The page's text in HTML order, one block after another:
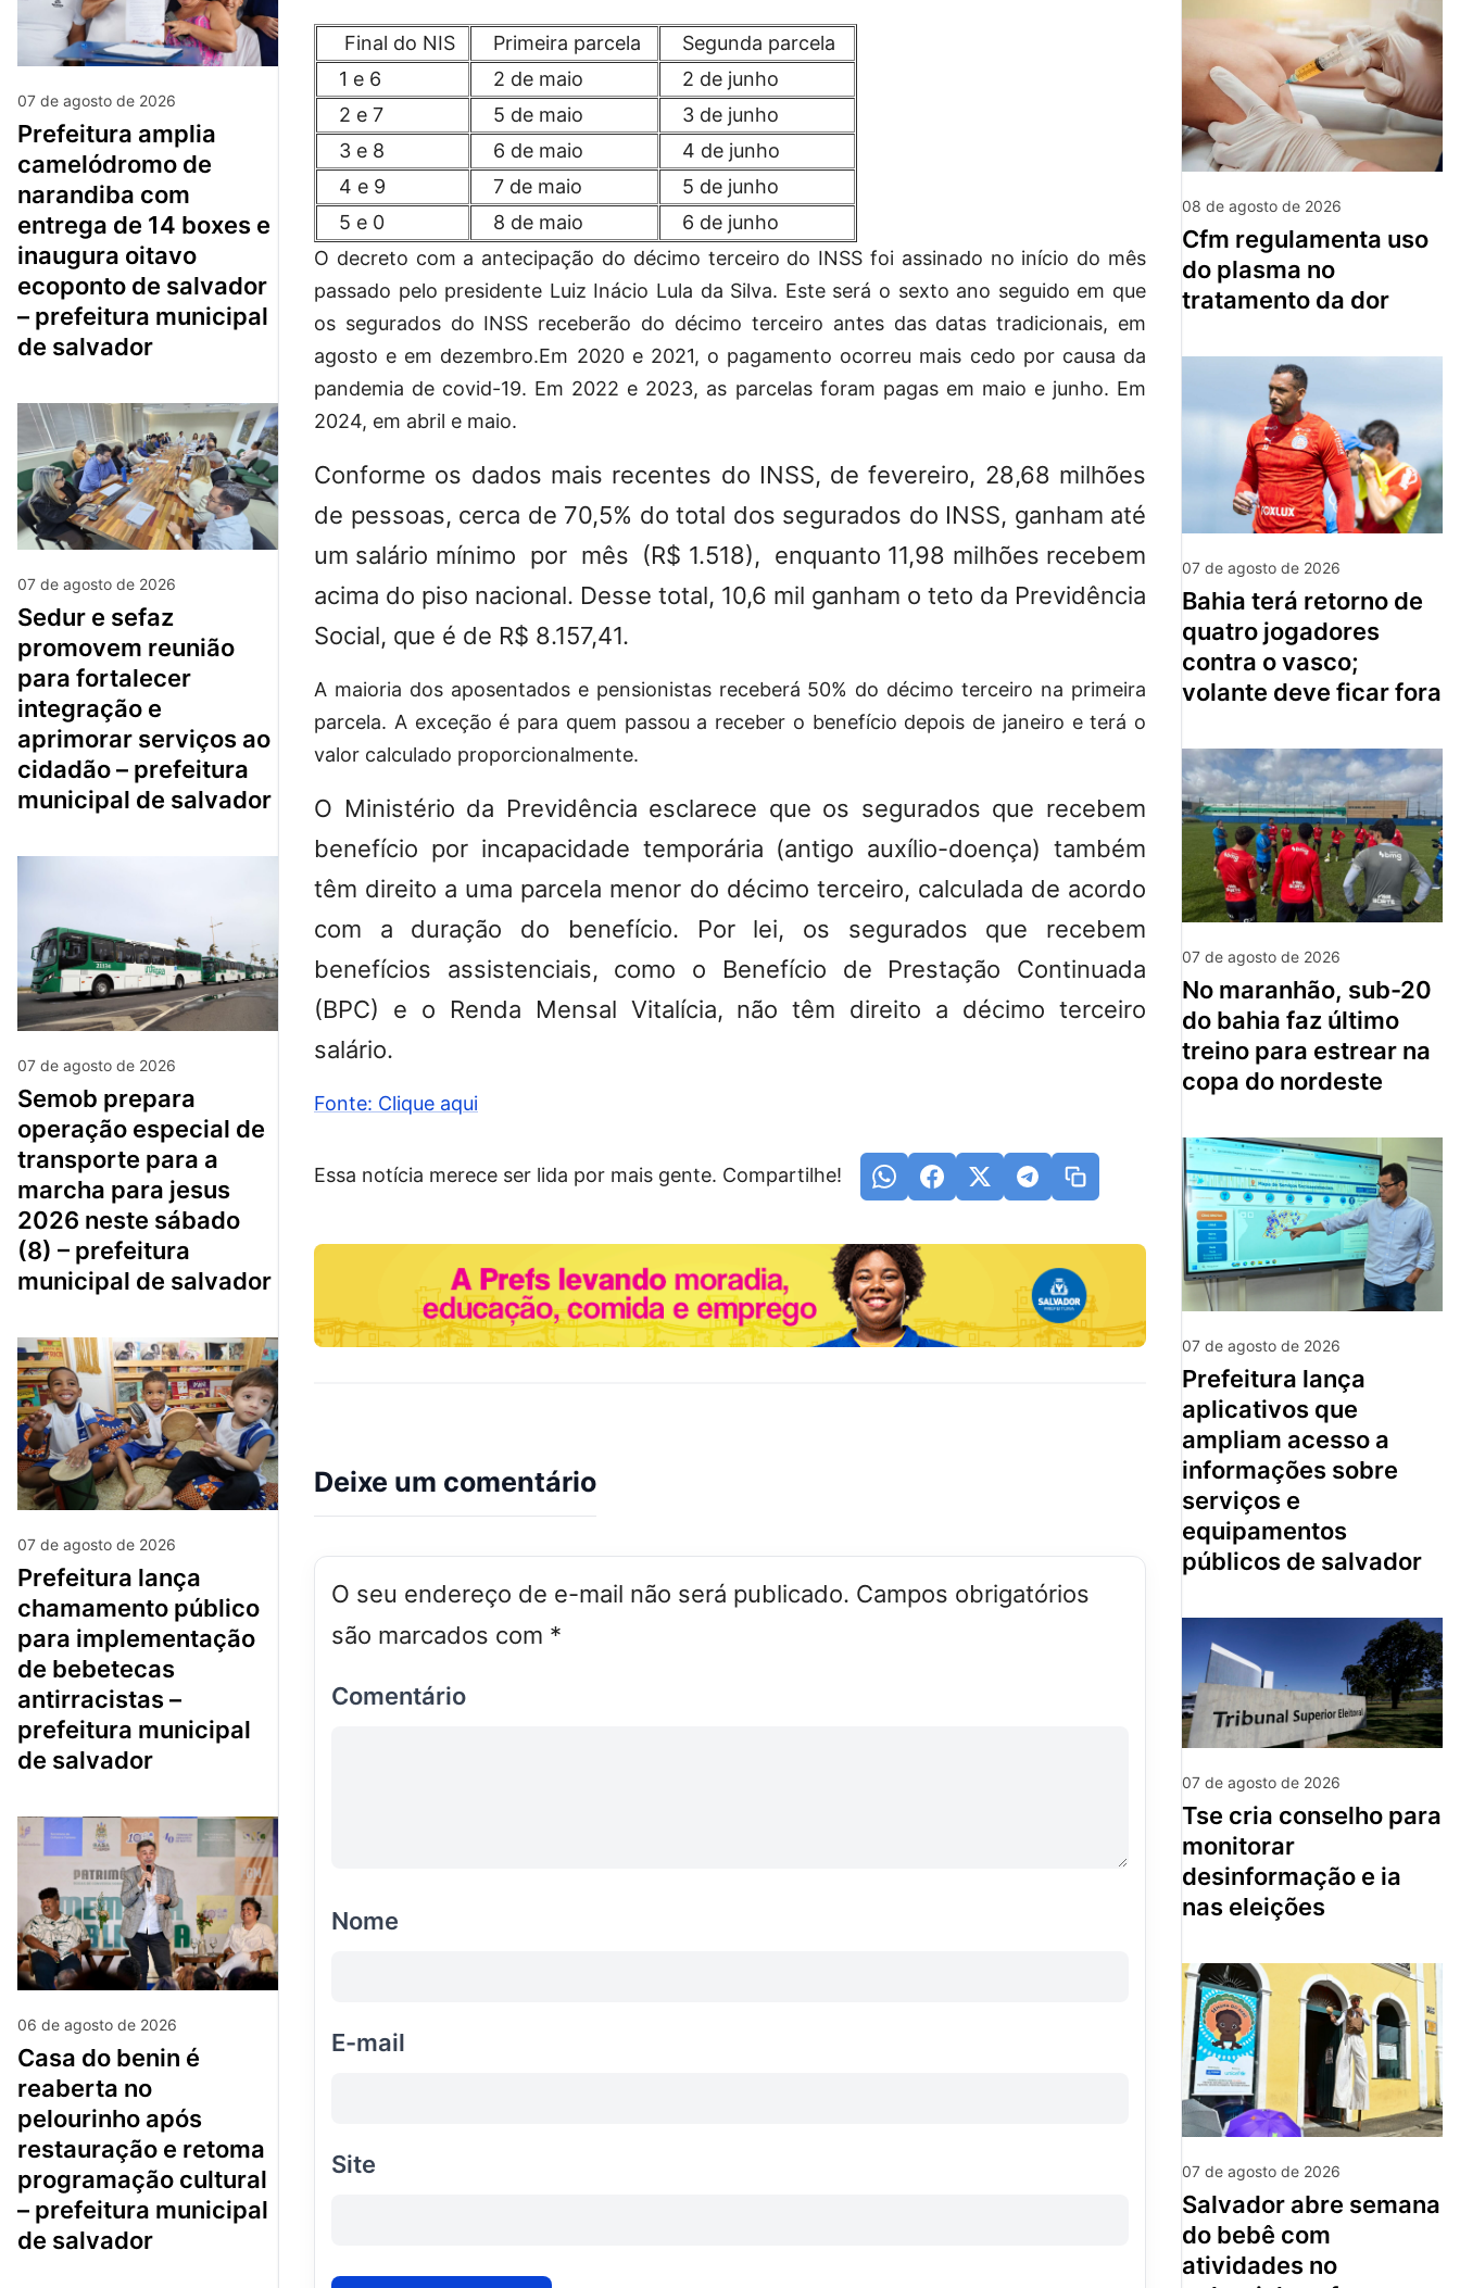
07 de agosto de 2026
prefeitura amplia
camelódromo de
narandiba com
entrega de 14 boxes e
inaugura oitavo
ecoponto de salvador
– prefeitura municipal
de salvador
07 de agosto de 2026
sedur e sefaz
promovem reunião
para fortalecer
integração e
aprimorar serviços ao
cidadão – prefeitura
municipal de salvador
07 de agosto de 2026
semob prepara
operação especial de
transporte para a
marcha para jesus
2026 neste sábado
(8) – prefeitura
municipal de salvador
07 de agosto de 2026
prefeitura lança
chamamento público
para implementação
de bebetecas
antirracistas –
prefeitura municipal
de salvador
06 de agosto de 2026
casa do benin é
reaberta no
pelourinho após
restauração e retoma
programação cultural
– prefeitura municipal
de salvador
Final do NIS Primeira parcela
Segunda parcela
1 e 6
2 de maio
2 de junho
2 e 7
5 de maio
3 de junho
3 e 8
6 de maio
4 de junho
4 e 9
7 de maio
5 de junho
5 e 0
8 de maio
6 de junho
O decreto com a antecipação do décimo terceiro do INSS foi assinado no início do mês
passado pelo presidente Luiz Inácio Lula da Silva. Este será o sexto ano seguido em que
os segurados do INSS receberão do décimo terceiro antes das datas tradicionais, em
agosto e em dezembro.Em 2020 e 2021, o pagamento ocorreu mais cedo por causa da
pandemia de covid-19. Em 2022 e 2023, as parcelas foram pagas em maio e junho. Em
2024, em abril e maio.
Conforme os dados mais recentes do INSS, de fevereiro, 28,68 milhões
de pessoas, cerca de 70,5% do total dos segurados do INSS, ganham até
um salário mínimo por mês (R$ 1.518), enquanto 11,98 milhões recebem
acima do piso nacional. Desse total, 10,6 mil ganham o teto da Previdência
Social, que é de R$ 8.157,41.
A maioria dos aposentados e pensionistas receberá 50% do décimo terceiro na primeira
parcela. A exceção é para quem passou a receber o benefício depois de janeiro e terá o
valor calculado proporcionalmente.
O Ministério da Previdência esclarece que os segurados que recebem
benefício por incapacidade temporária (antigo auxílio-doença) também
têm direito a uma parcela menor do décimo terceiro, calculada de acordo
com a duração do benefício. Por lei, os segurados que recebem
benefícios assistenciais, como o Benefício de Prestação Continuada
(BPC) e o Renda Mensal Vitalícia, não têm direito a décimo terceiro
salário.
Fonte: Clique aqui
Essa notícia merece ser lida por mais gente. Compartilhe!
Deixe um comentário
O seu endereço de e-mail não será publicado. Campos obrigatórios
são marcados com *
Comentário
Nome
E-mail
Site
08 de agosto de 2026
cfm regulamenta uso
do plasma no
tratamento da dor
07 de agosto de 2026
bahia terá retorno de
quatro jogadores
contra o vasco;
volante deve ficar fora
07 de agosto de 2026
no maranhão, sub-20
do bahia faz último
treino para estrear na
copa do nordeste
07 de agosto de 2026
prefeitura lança
aplicativos que
ampliam acesso a
informações sobre
serviços e
equipamentos
públicos de salvador
07 de agosto de 2026
tse cria conselho para
monitorar
desinformação e ia
nas eleições
07 de agosto de 2026
salvador abre semana
do bebê com
atividades no